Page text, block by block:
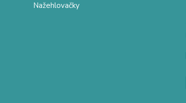
Nažehlovačky